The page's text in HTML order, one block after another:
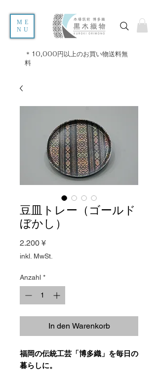
ME
NU
＊10,000円以上のお買い物送料無
料
豆皿トレー（ゴールド
ぼかし）
2.200 ¥Preis
inkl. MwSt.
Anzahl *
In den Warenkorb
福岡の伝統工芸「博多織」を毎日の
暮らしに。